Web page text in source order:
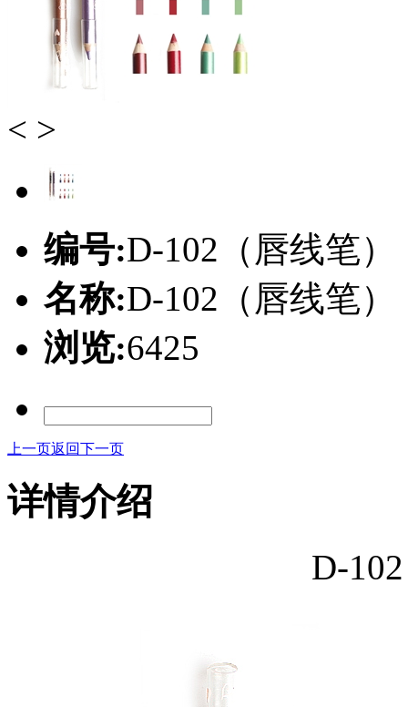
< >
编号:D-102（唇线笔）
名称:D-102（唇线笔）
浏览:6425
上一页返回下一页
详情介绍
D-